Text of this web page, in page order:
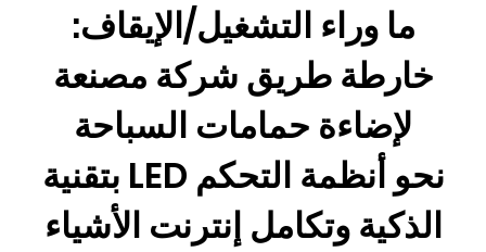
ما وراء التشغيل/الإيقاف:
خارطة طريق شركة مصنعة
لإضاءة حمامات السباحة
بتقنية LED نحو أنظمة التحكم
الذكية وتكامل إنترنت الأشياء